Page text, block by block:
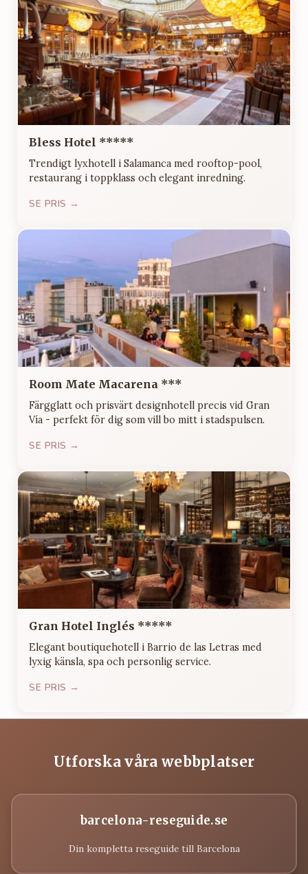
Bless Hotel *****
Trendigt lyxhotell i Salamanca med rooftop-pool,
restaurang i toppklass och elegant inredning.
SE PRIS →
Room Mate Macarena ***
Färgglatt och prisvärt designhotell precis vid Gran
Vía - perfekt för dig som vill bo mitt i stadspulsen.
SE PRIS →
Gran Hotel Inglés *****
Elegant boutiquehotell i Barrio de las Letras med
lyxig känsla, spa och personlig service.
SE PRIS →
Utforska våra webbplatser
barcelona-reseguide.se
Din kompletta reseguide till Barcelona